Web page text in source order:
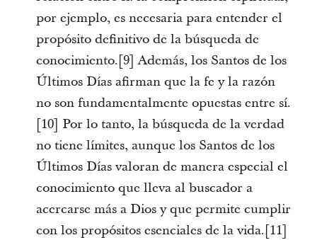
por ejemplo, es necesaria para entender el
propósito definitivo de la búsqueda de
conocimiento.[9] Además, los Santos de los
Últimos Días afirman que la fe y la razón
no son fundamentalmente opuestas entre sí.
[10] Por lo tanto, la búsqueda de la verdad
no tiene límites, aunque los Santos de los
Últimos Días valoran de manera especial el
conocimiento que lleva al buscador a
acercarse más a Dios y que permite cumplir
con los propósitos esenciales de la vida.[11]